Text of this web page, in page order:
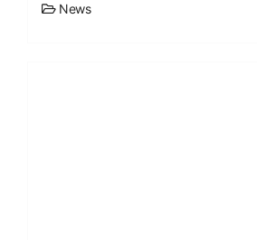
News